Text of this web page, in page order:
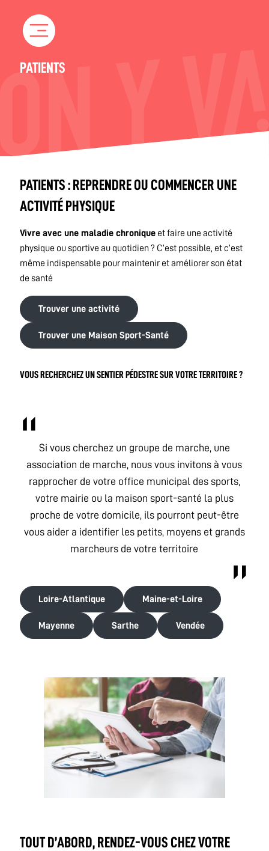
content
PATIENTS
PATIENTS : REPRENDRE OU COMMENCER UNE
ACTIVITÉ PHYSIQUE
Vivre avec une maladie chroniqueet faire une activité
physique ou sportive au quotidien ? C’est possible, et c’est
même indispensable pour maintenir et améliorer son état
de santé
Trouver une activité
Trouver une Maison Sport-Santé
VOUS RECHERCHEZ UN SENTIER PÉDESTRE SUR VOTRE TERRITOIRE ?
Si vous cherchez un groupe de marche, une
association de marche, nous vous invitons à vous
rapprocher de votre office municipal des sports,
votre mairie ou la maison sport-santé la plus
proche de votre domicile, ils pourront peut-être
vous aider a identifier les petits, moyens et grands
marcheurs de votre territoire
Loire-Atlantique Maine-et-Loire
Mayenne Sarthe Vendée
TOUT D’ABORD, RENDEZ-VOUS CHEZ VOTRE